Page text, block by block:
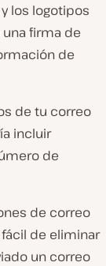
los logotipos
firma de
de
de tu correo
incluir
de
de correo
de eliminar
un correo